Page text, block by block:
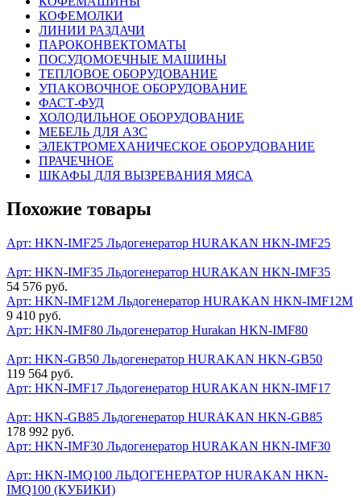
КОФЕМОЛКИ
ЛИНИИ РАЗДАЧИ
ПАРОКОНВЕКТОМАТЫ
ПОСУДОМОЕЧНЫЕ МАШИНЫ
ТЕПЛОВОЕ ОБОРУДОВАНИЕ
УПАКОВОЧНОЕ ОБОРУДОВАНИЕ
ФАСТ-ФУД
ХОЛОДИЛЬНОЕ ОБОРУДОВАНИЕ
МЕБЕЛЬ ДЛЯ АЗС
ЭЛЕКТРОМЕХАНИЧЕСКОЕ ОБОРУДОВАНИЕ
ПРАЧЕЧНОЕ
ШКАФЫ ДЛЯ ВЫЗРЕВАНИЯ МЯСА
Похожие товары
Арт: HKN-IMF25 Льдогенератор HURAKAN HKN-IMF25
Арт: HKN-IMF35 Льдогенератор HURAKAN HKN-IMF35
54 576 руб.
Арт: HKN-IMF12M Льдогенератор HURAKAN HKN-IMF12M
9 410 руб.
Арт: HKN-IMF80 Льдогенератор Hurakan HKN-IMF80
Арт: HKN-GB50 Льдогенератор HURAKAN HKN-GB50
119 564 руб.
Арт: HKN-IMF17 Льдогенератор HURAKAN HKN-IMF17
Арт: HKN-GB85 Льдогенератор HURAKAN HKN-GB85
178 992 руб.
Арт: HKN-IMF30 Льдогенератор HURAKAN HKN-IMF30
Арт: HKN-IMQ100 ЛЬДОГЕНЕРАТОР HURAKAN HKN-
IMQ100 (КУБИКИ)